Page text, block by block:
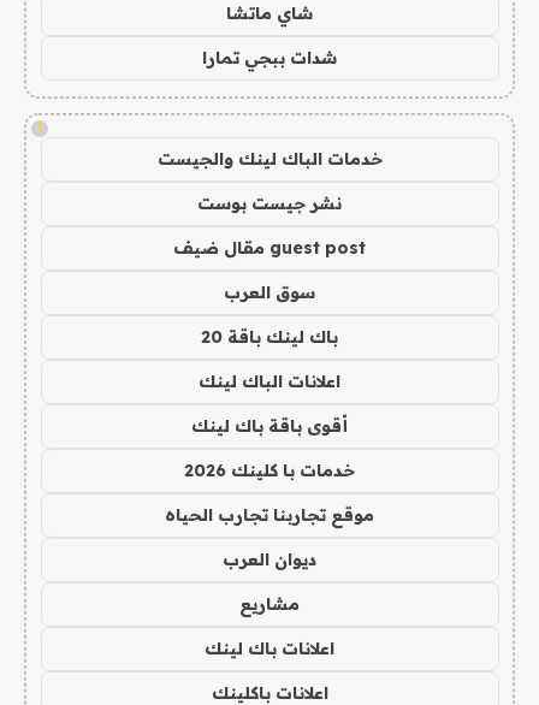
شاي ماتشا
شدات ببجي تمارا
!
خدمات الباك لينك والجيست
نشر جيست بوست
guest post مقال ضيف
سوق العرب
باك لينك باقة 20
اعلانات الباك لينك
أقوى باقة باك لينك
خدمات با كلينك 2026
موقع تجاربنا تجارب الحياه
ديوان العرب
مشاريع
اعلانات باك لينك
اعلانات باكلينك